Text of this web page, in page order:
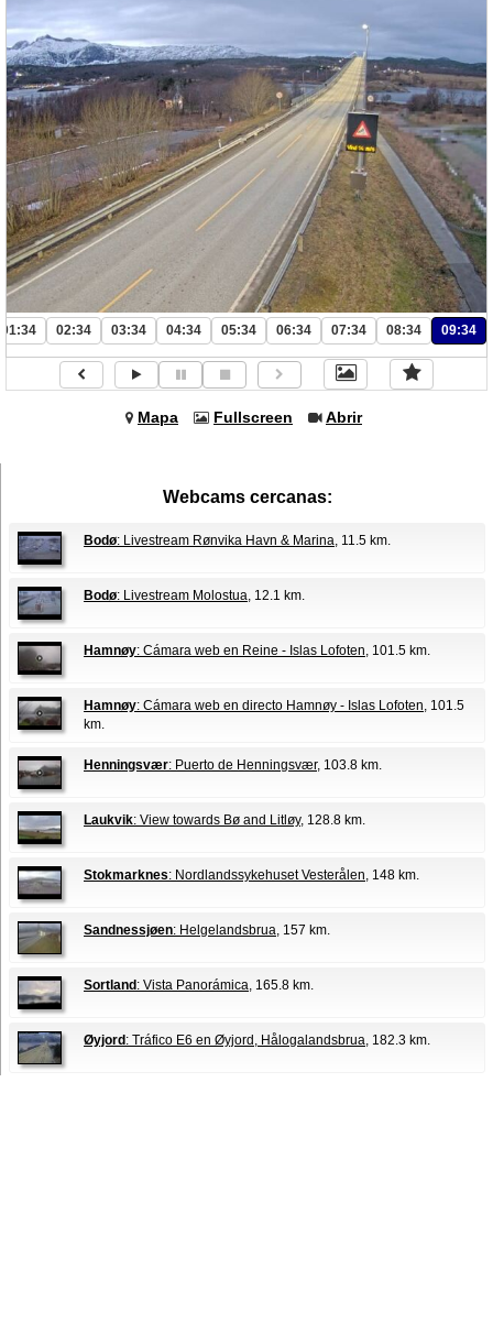
01:34 02:34 03:34 04:34 05:34 06:34 07:34 08:34 09:34
Mapa Fullscreen Abrir
Webcams cercanas:
Bodø: Livestream Rønvika Havn & Marina, 11.5 km.
Bodø: Livestream Molostua, 12.1 km.
Hamnøy: Cámara web en Reine - Islas Lofoten, 101.5 km.
Hamnøy: Cámara web en directo Hamnøy - Islas Lofoten, 101.5
km.
Henningsvær: Puerto de Henningsvær, 103.8 km.
Laukvik: View towards Bø and Litløy, 128.8 km.
Stokmarknes: Nordlandssykehuset Vesterålen, 148 km.
Sandnessjøen: Helgelandsbrua, 157 km.
Sortland : Vista Panorámica, 165.8 km.
Øyjord : Tráfico E6 en Øyjord, Hålogalandsbrua, 182.3 km.